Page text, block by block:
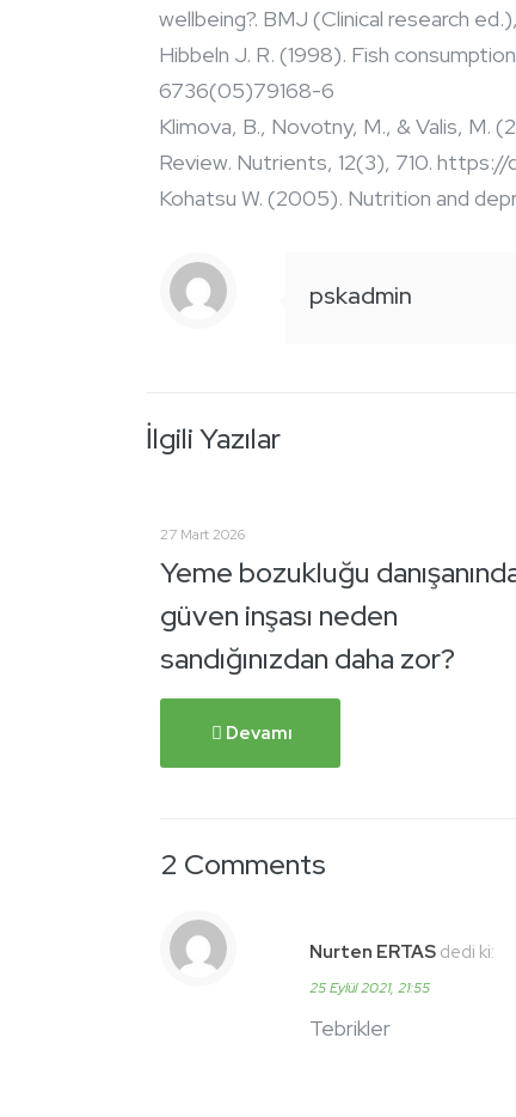
wellbeing?. BMJ (Clinical research
Hibbeln J. R. (1998). Fish
6736(05)79168-6
Klimova, B., Novotny, M., & Valis,
Review. Nutrients, 12(3), 710.
Kohatsu W. (2005). Nutrition and
pskadmin
İlgili Yazılar
27 Mart 2026
Yeme bozukluğu
güven inşası neden
sandığınızdan daha zor?
Devamı
2 Comments
Nurten ERTAS dedi ki:
25 Eylül 2021, 21:55
Tebrikler